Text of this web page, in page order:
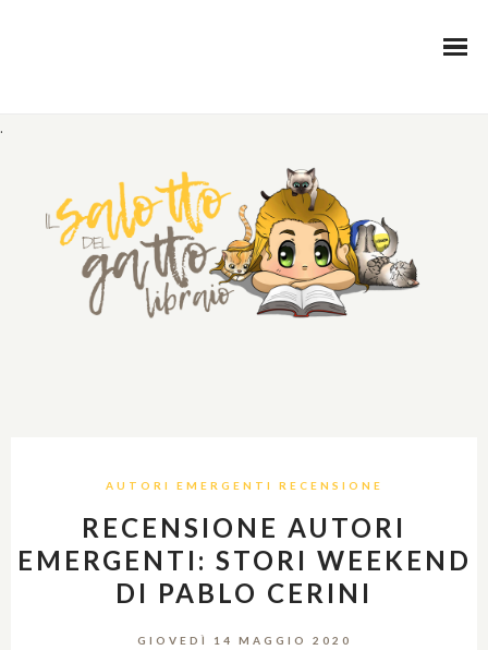
.
AUTORI EMERGENTI RECENSIONE
RECENSIONE AUTORI
EMERGENTI: STORI WEEKEND
DI PABLO CERINI
GIOVEDÌ 14 MAGGIO 2020